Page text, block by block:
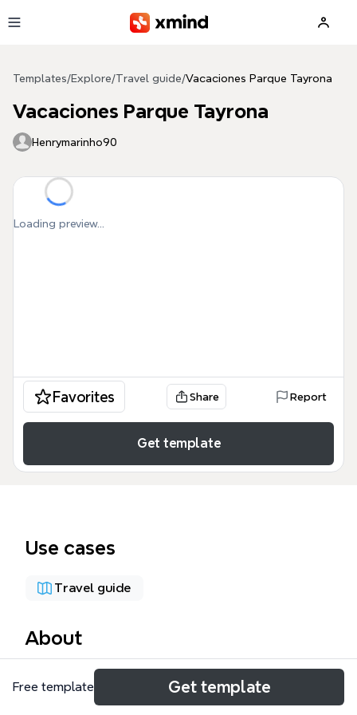
Templates/Explore/Travel guide/Vacaciones Parque Tayrona
Vacaciones Parque Tayrona
Henrymarinho90
Loading preview...
Favorites Share Report
Get template
Use cases
Travel guide
About
El mapa mental 'Vacaciones Parque Tayrona' es una
guía práctica para planificar un viaje al Parque
Free template Get template